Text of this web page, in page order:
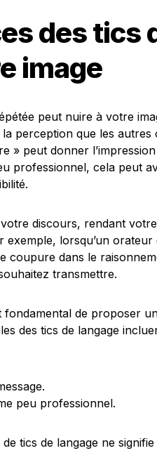
des tics
image
peut nuire à votre
perception que les autres
» peut donner
professionnel, cela peut
discours, rendant
lorsqu’un orateur
coupure dans le
transmettre.
fondamental de proposer
des tics de langage
peu professionnel.
tics de langage ne